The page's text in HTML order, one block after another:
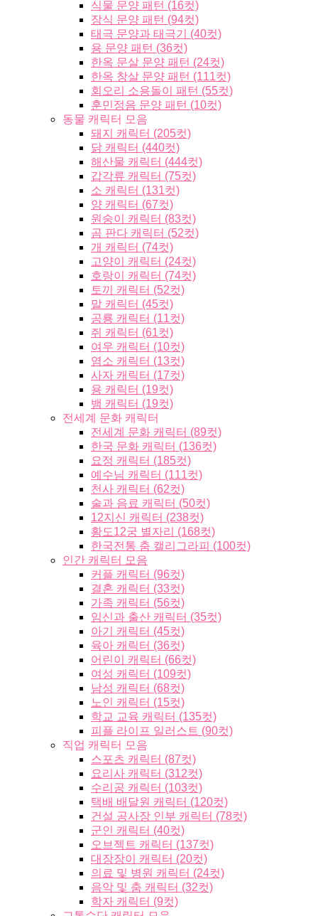
식물 문양 패턴 (16컷)
장식 문양 패턴 (94컷)
태극 문양과 태극기 (40컷)
용 문양 패턴 (36컷)
한옥 문살 문양 패턴 (24컷)
한옥 창살 문양 패턴 (111컷)
회오리 소용돌이 패턴 (55컷)
훈민정음 문양 패턴 (10컷)
동물 캐릭터 모음
돼지 캐릭터 (205컷)
닭 캐릭터 (440컷)
해산물 캐릭터 (444컷)
갑각류 캐릭터 (75컷)
소 캐릭터 (131컷)
양 캐릭터 (67컷)
원숭이 캐릭터 (83컷)
곰 판다 캐릭터 (52컷)
개 캐릭터 (74컷)
고양이 캐릭터 (24컷)
호랑이 캐릭터 (74컷)
토끼 캐릭터 (52컷)
말 캐릭터 (45컷)
공룡 캐릭터 (11컷)
쥐 캐릭터 (61컷)
여우 캐릭터 (10컷)
염소 캐릭터 (13컷)
사자 캐릭터 (17컷)
용 캐릭터 (19컷)
뱀 캐릭터 (19컷)
전세계 문화 캐릭터
전세계 문화 캐릭터 (89컷)
한국 문화 캐릭터 (136컷)
요정 캐릭터 (185컷)
예수님 캐릭터 (111컷)
천사 캐릭터 (62컷)
술과 음료 캐릭터 (50컷)
12지신 캐릭터 (238컷)
황도12궁 별자리 (168컷)
한국전통 춤 캘리그라피 (100컷)
인간 캐릭터 모음
커플 캐릭터 (96컷)
결혼 캐릭터 (33컷)
가족 캐릭터 (56컷)
임신과 출산 캐릭터 (35컷)
아기 캐릭터 (45컷)
육아 캐릭터 (36컷)
어린이 캐릭터 (66컷)
여성 캐릭터 (109컷)
남성 캐릭터 (68컷)
노인 캐릭터 (15컷)
학교 교육 캐릭터 (135컷)
피플 라이프 일러스트 (90컷)
직업 캐릭터 모음
스포츠 캐릭터 (87컷)
요리사 캐릭터 (312컷)
수리공 캐릭터 (103컷)
택배 배달원 캐릭터 (120컷)
건설 공사장 인부 캐릭터 (78컷)
군인 캐릭터 (40컷)
오브젝트 캐릭터 (137컷)
대장장이 캐릭터 (20컷)
의료 및 병원 캐릭터 (24컷)
음악 및 춤 캐릭터 (32컷)
학자 캐릭터 (9컷)